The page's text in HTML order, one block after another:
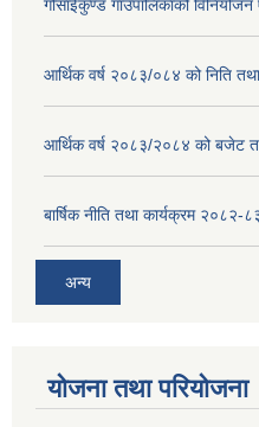
गोसाईकुण्ड गाउँपालिकाको
आर्थिक वर्ष २०८३/०८४ को निति
आर्थिक वर्ष २०८३/२०८४ को बजेट
बार्षिक नीति तथा कार्यक्रम २०८२-
अन्य
योजना तथा परियोजना